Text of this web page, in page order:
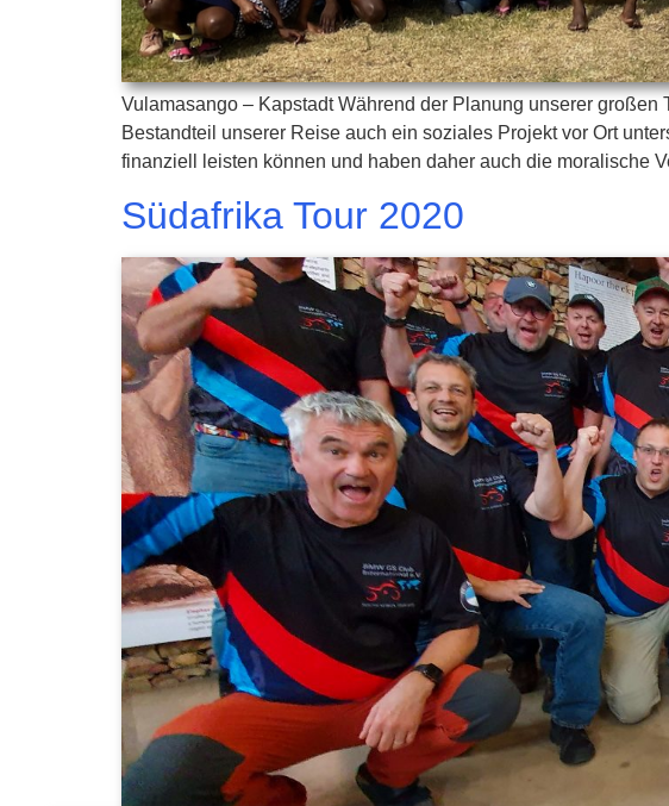
Vulamasango – Kapstadt Während der Planung unserer
Bestandteil unserer Reise auch ein soziales Projekt vor Ort
finanziell leisten können und haben daher auch die moralische
Südafrika Tour 2020